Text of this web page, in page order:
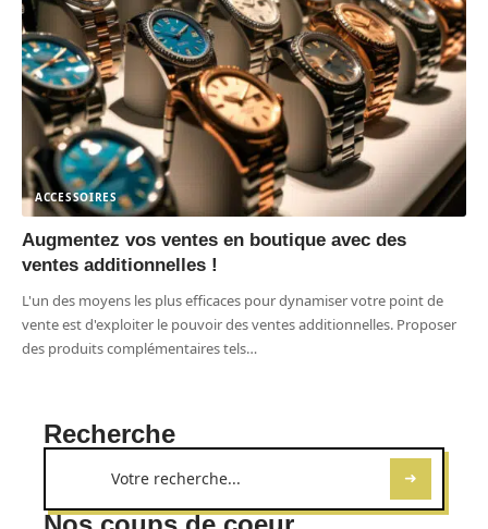
ACCESSOIRES
Augmentez vos ventes en boutique avec des
ventes additionnelles !
L'un des moyens les plus efficaces pour dynamiser votre point de
vente est d'exploiter le pouvoir des ventes additionnelles. Proposer
des produits complémentaires tels…
Recherche